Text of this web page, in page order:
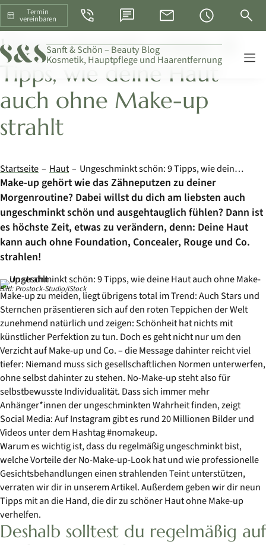
Termin
vereinbaren
Telefon WhatsApp E-Mail Öffnungszeiten
Sanft & Schön – Beauty Blog
Kosmetik, Hauptpflege und Haarentfernung
HAUT
Ungeschminkt schön: 9
Tipps, wie deine Haut
auch ohne Make-up
strahlt
Startseite Haut Ungeschminkt schön: 9 Tipps, wie deine Haut auch ohne Make-up strahlt
Make-up gehört wie das Zähneputzen zu deiner
Morgenroutine? Dabei willst du dich am liebsten auch
ungeschminkt schön und ausgehtauglich fühlen? Dann ist
es höchste Zeit, etwas zu verändern, denn: Deine Haut
kann auch ohne Foundation, Concealer, Rouge und Co.
strahlen!
Bild: Prostock-Studio/iStock
Make-up zu meiden, liegt übrigens total im Trend: Auch Stars und
Sternchen präsentieren sich auf den roten Teppichen der Welt
zunehmend natürlich und zeigen: Schönheit hat nichts mit
künstlicher Perfektion zu tun. Doch es geht nicht nur um den
Verzicht auf Make-up und Co. – die Message dahinter reicht viel
tiefer: Niemand muss sich gesellschaftlichen Normen unterwerfen,
ohne selbst dahinter zu stehen. No-Make-up steht also für
selbstbewusste Individualität. Dass sich immer mehr
Anhänger*innen der ungeschminkten Wahrheit finden, zeigt
Social Media: Auf Instagram gibt es rund 20 Millionen Bilder und
Videos unter dem Hashtag #nomakeup.
Warum es wichtig ist, dass du regelmäßig ungeschminkt bist,
welche Vorteile der No-Make-up-Look hat und wie professionelle
Gesichtsbehandlungen einen strahlenden Teint unterstützen,
verraten wir dir in unserem Artikel. Außerdem geben wir dir neun
Tipps mit an die Hand, die dir zu schöner Haut ohne Make-up
verhelfen.
Deshalb solltest du regelmäßig auf